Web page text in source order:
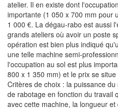
atelier. Il en existe dont
importante (1 050 x 700 mm pour
1 000 €. La dégau-rabo est aussi
grands ateliers où avoir un poste
opération est bien plus indiqué
une telle machine semi-
l'occupation au sol est plus
800 x 1 350 mm) et le prix se
Critères de choix : la puissance
de rabotage en fonction du travail
avec cette machine, la longueur